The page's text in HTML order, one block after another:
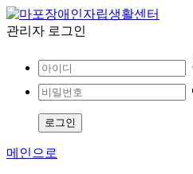
관리자 로그인
로그인
메인으로